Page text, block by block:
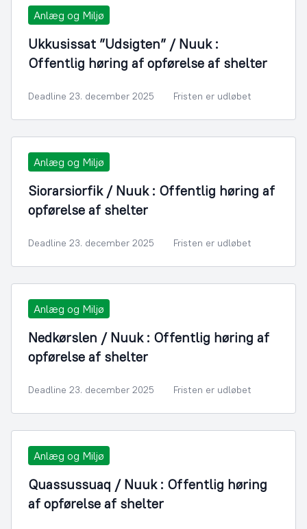
Anlæg og Miljø
Ukkusissat ”Udsigten” / Nuuk :
Offentlig høring af opførelse af shelter
Deadline 23. december 2025 Fristen er udløbet
Anlæg og Miljø
Siorarsiorfik / Nuuk : Offentlig høring af
opførelse af shelter
Deadline 23. december 2025 Fristen er udløbet
Anlæg og Miljø
Nedkørslen / Nuuk : Offentlig høring af
opførelse af shelter
Deadline 23. december 2025 Fristen er udløbet
Anlæg og Miljø
Quassussuaq / Nuuk : Offentlig høring
af opførelse af shelter